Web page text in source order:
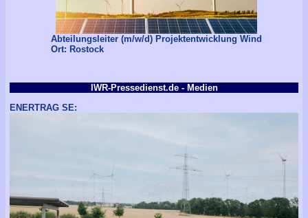
Abteilungsleiter (m/w/d) Projektentwicklung Wind
Ort: Rostock
IWR-Pressedienst.de - Medien
ENERTRAG SE: